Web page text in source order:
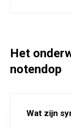
Het
notendop
Wat zijn